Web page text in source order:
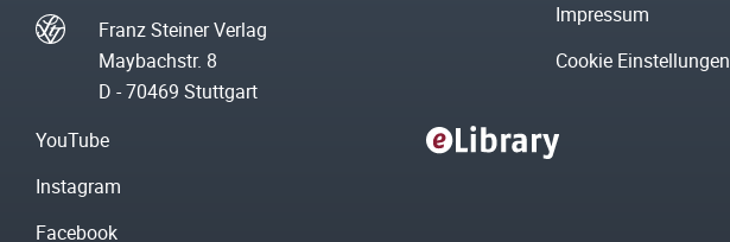
Franz Steiner Verlag
Maybachstr. 8
D - 70469 Stuttgart
Impressum
Cookie Einstellungen
YouTube
Instagram
Facebook